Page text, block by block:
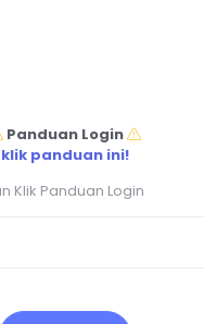
Panduan Login
klik panduan ini!